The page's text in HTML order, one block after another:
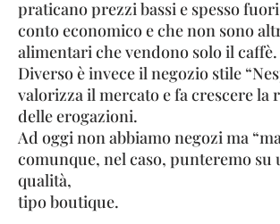
praticano prezzi bassi e spesso
conto economico e che non sono
alimentari che vendono solo il caffè.
Diverso è invece il negozio stile
valorizza il mercato e fa crescere la
delle erogazioni.
Ad oggi non abbiamo negozi ma
comunque, nel caso, punteremo
qualità,
tipo boutique.